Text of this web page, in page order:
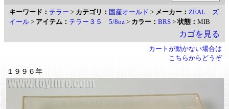
キーワード： テラー > カテゴリ： 国産オールド > メーカー： ZEAL ズ
イール > アイテム： テラー３５ 5/8oz > カラー： BRS >状態： MIB
カゴを見る
カートが動かない場合は
こちらからどうぞ
１９９６年